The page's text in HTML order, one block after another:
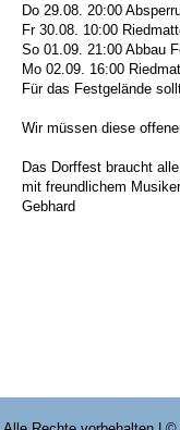
Do 29.08. 20:00
Fr 30.08. 10:00
So 01.09. 21:00 Abbau
Mo 02.09. 16:00
Für das Festgelände
Wir müssen diese
Das Dorffest braucht
mit freundlichem
Gebhard